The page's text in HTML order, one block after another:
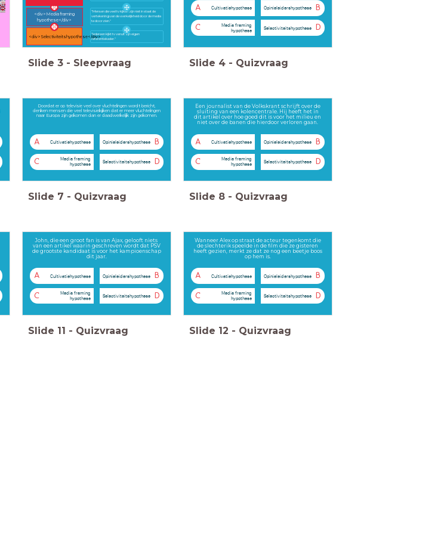
<div>Media framing
hypothese</div>
<div>Selectiviteitshypothese</div>
"Mensen die veel tv kijken zijn niet in staat de
vertekening van de werkelijkheid door de media
te doorzien."
"Iedereen kijkt tv vanuit zijn eigen
referentiekader."
Slide 3 - Sleepvraag
A Cultivatiehypothese B
Opinieleidershypothese
C
Media framing
hypothese
D
Selectiviteitshypothese
Slide 4 - Quizvraag
Doordat er op televisie veel over vluchtelingen wordt bericht,
denken mensen die veel televisiekijken dat er meer vluchtelingen
naar Europa zijn gekomen dan er daadwerkelijk zijn gekomen.
A Cultivatiehypothese B
Opinieleidershypothese
C
Media framing
hypothese
D
Selectiviteitshypothese
Slide 7 - Quizvraag
Een journalist van de Volkskrant schrijft over de
sluiting van een kolencentrale. Hij heeft het in
dit artikel over hoe goed dit is voor het milieu en
niet over de banen die hierdoor verloren gaan.
A Cultivatiehypothese B
Opinieleidershypothese
C
Media framing
hypothese
D
Selectiviteitshypothese
Slide 8 - Quizvraag
John, die een groot fan is van Ajax, gelooft niets
van een artikel waarin geschreven wordt dat PSV
de grootste kandidaat is voor het kampioenschap
dit jaar.
A Cultivatiehypothese B
Opinieleidershypothese
C
Media framing
hypothese
D
Selectiviteitshypothese
Slide 11 - Quizvraag
Wanneer Alex op straat de acteur tegenkomt die
de slechterik speelde in de film die ze gisteren
heeft gezien, merkt ze dat ze nog een beetje boos
op hem is.
A Cultivatiehypothese B
Opinieleidershypothese
C
Media framing
hypothese
D
Selectiviteitshypothese
Slide 12 - Quizvraag